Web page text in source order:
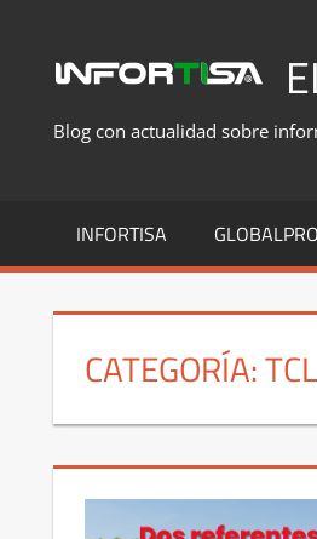
contenido
Blog con actualidad sobre
INFORTISA GLOBALPRO
CATEGORÍA:TCL